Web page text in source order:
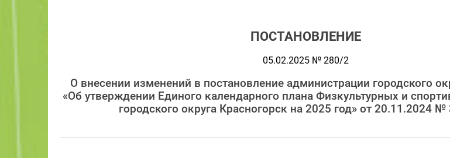
ПОСТАНОВЛЕНИЕ
05.02.2025 № 280/2
О внесении изменений в постановление администрации городского
«Об утверждении Единого календарного плана Физкультурных и
городского округа Красногорск на 2025 год» от 20.11.2024 №